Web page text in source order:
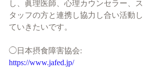
し、眞理医師、心理カウンセラー、ス
タッフの方と連携し協力し合い活動し
ていきたいです。
◯日本摂食障害協会:
https://www.jafed.jp/